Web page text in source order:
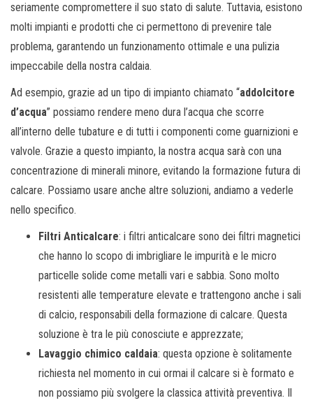
seriamente compromettere il suo stato di salute. Tuttavia, esistono
molti impianti e prodotti che ci permettono di prevenire tale
problema, garantendo un funzionamento ottimale e una pulizia
impeccabile della nostra caldaia.
Ad esempio, grazie ad un tipo di impianto chiamato “addolcitore
d’acqua” possiamo rendere meno dura l’acqua che scorre
all’interno delle tubature e di tutti i componenti come guarnizioni e
valvole. Grazie a questo impianto, la nostra acqua sarà con una
concentrazione di minerali minore, evitando la formazione futura di
calcare. Possiamo usare anche altre soluzioni, andiamo a vederle
nello specifico.
Filtri Anticalcare: i filtri anticalcare sono dei filtri magnetici
che hanno lo scopo di imbrigliare le impurità e le micro
particelle solide come metalli vari e sabbia. Sono molto
resistenti alle temperature elevate e trattengono anche i sali
di calcio, responsabili della formazione di calcare. Questa
soluzione è tra le più conosciute e apprezzate;
Lavaggio chimico caldaia: questa opzione è solitamente
richiesta nel momento in cui ormai il calcare si è formato e
non possiamo più svolgere la classica attività preventiva. Il